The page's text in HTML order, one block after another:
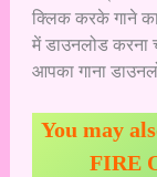
क्लिक करके गाने
में डाउनलोड करना
आपका गाना
You may
FIRE